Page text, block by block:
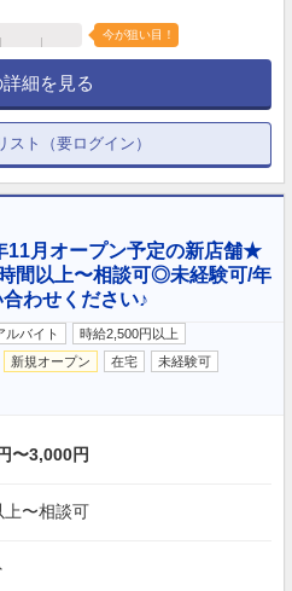
今が狙い目！
細を見る
スト（要ログイン）
11月オープン予定の新店舗★
間以上〜相談可◎未経験可/年
わせください♪
ルバイト
時給2,500円以上
新規オープン 在宅
未経験可
〜3,000円
〜相談可